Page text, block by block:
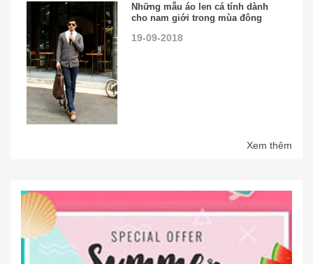
Những mẫu áo len cá tính dành
cho nam giới trong mùa đông
19-09-2018
Xem thêm